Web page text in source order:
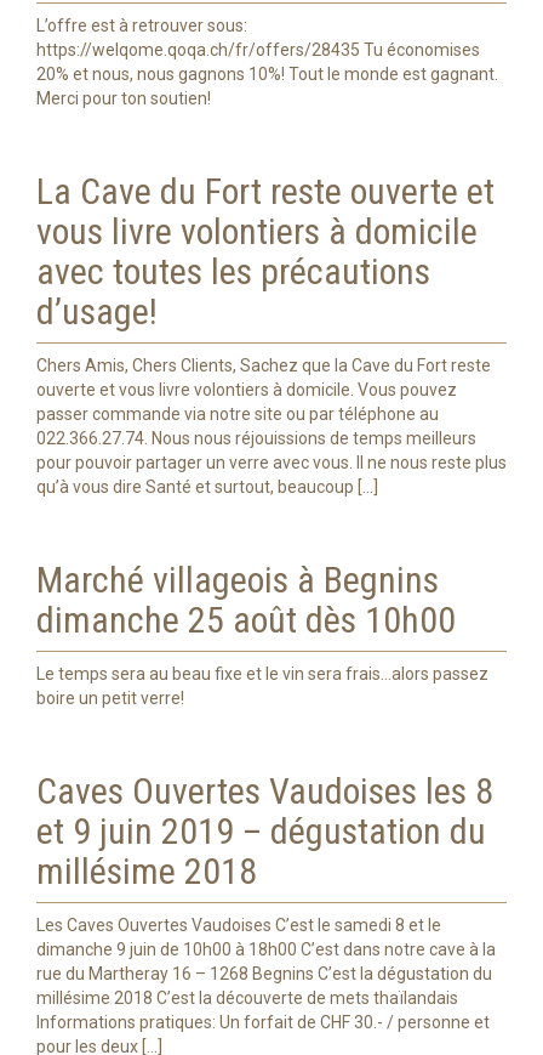
L’offre est à retrouver sous:
https://welqome.qoqa.ch/fr/offers/28435 Tu économises
20% et nous, nous gagnons 10%! Tout le monde est gagnant.
Merci pour ton soutien!
La Cave du Fort reste ouverte et
vous livre volontiers à domicile
avec toutes les précautions
d’usage!
Chers Amis, Chers Clients, Sachez que la Cave du Fort reste
ouverte et vous livre volontiers à domicile. Vous pouvez
passer commande via notre site ou par téléphone au
022.366.27.74. Nous nous réjouissions de temps meilleurs
pour pouvoir partager un verre avec vous. Il ne nous reste plus
qu’à vous dire Santé et surtout, beaucoup […]
Marché villageois à Begnins
dimanche 25 août dès 10h00
Le temps sera au beau fixe et le vin sera frais…alors passez
boire un petit verre!
Caves Ouvertes Vaudoises les 8
et 9 juin 2019 – dégustation du
millésime 2018
Les Caves Ouvertes Vaudoises C’est le samedi 8 et le
dimanche 9 juin de 10h00 à 18h00 C’est dans notre cave à la
rue du Martheray 16 – 1268 Begnins C’est la dégustation du
millésime 2018 C’est la découverte de mets thaïlandais
Informations pratiques: Un forfait de CHF 30.- / personne et
pour les deux […]